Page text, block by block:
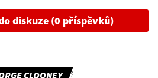
diskuze (0 příspěvků)
CLOONEY